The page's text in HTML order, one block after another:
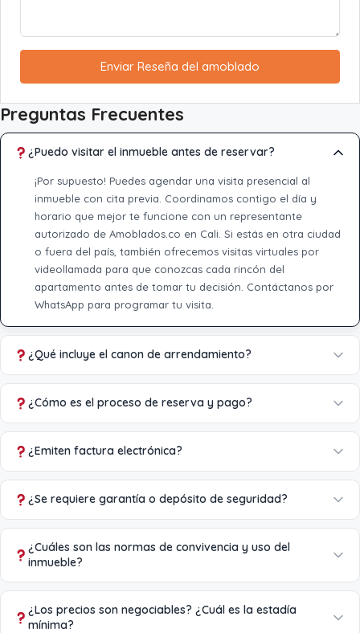
Enviar Reseña del amoblado
Preguntas Frecuentes
¿Puedo visitar el inmueble antes de reservar?
¡Por supuesto! Puedes agendar una visita presencial al
inmueble con cita previa. Coordinamos contigo el día y
horario que mejor te funcione con un representante
autorizado de Amoblados.co en Cali. Si estás en otra ciudad
o fuera del país, también ofrecemos visitas virtuales por
videollamada para que conozcas cada rincón del
apartamento antes de tomar tu decisión. Contáctanos por
WhatsApp para programar tu visita.
¿Qué incluye el canon de arrendamiento?
¿Cómo es el proceso de reserva y pago?
¿Emiten factura electrónica?
¿Se requiere garantía o depósito de seguridad?
¿Cuáles son las normas de convivencia y uso del
inmueble?
¿Los precios son negociables? ¿Cuál es la estadía
mínima?